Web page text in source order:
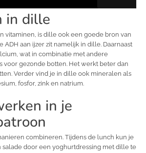
in dille
vitaminen, is dille ook een goede bron van
ADH aan ijzer zit namelijk in dille. Daarnaast
wat in combinatie met andere
voor gezonde botten. Het werkt beter dan
Verder vind je in dille ook mineralen als
fosfor, zink en natrium.
in je
combineren. Tijdens de lunch kun je
salade door een yoghurtdressing met dille te